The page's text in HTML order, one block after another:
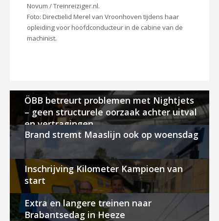
Novum / Treinreiziger.nl.
Foto: Directielid Merel van Vroonhoven tijdens haar
opleiding voor hoofdconducteur in de cabine van de
machinist.
ÖBB betreurt problemen met Nightjets
– geen structurele oorzaak achter uitval
en vertragingen
Brand stremt Maaslijn ook op woensdag
Inschrijving Kilometer Kampioen van
start
Extra en langere treinen naar
Brabantsedag in Heeze